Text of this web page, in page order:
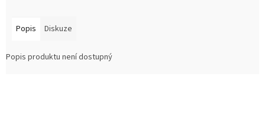
Popis Diskuze
Popis produktu není dostupný